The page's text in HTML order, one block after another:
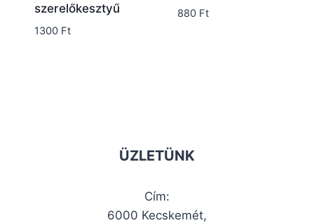
szerelőkesztyű
1300 Ft
880 Ft
ÜZLETÜNK
Cím:
6000 Kecskemét,